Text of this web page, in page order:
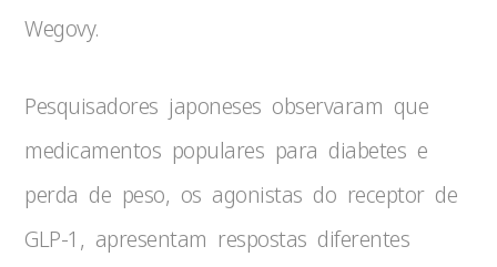
Wegovy.
Pesquisadores japoneses observaram que
medicamentos populares para diabetes e
perda de peso, os agonistas do receptor de
GLP-1, apresentam respostas diferentes